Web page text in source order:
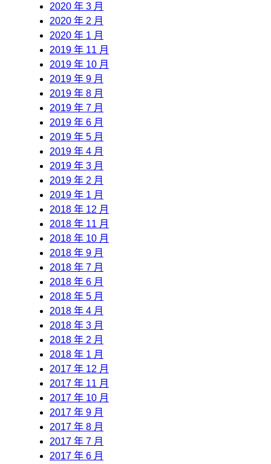
2020 年 3 月
2020 年 2 月
2020 年 1 月
2019 年 11 月
2019 年 10 月
2019 年 9 月
2019 年 8 月
2019 年 7 月
2019 年 6 月
2019 年 5 月
2019 年 4 月
2019 年 3 月
2019 年 2 月
2019 年 1 月
2018 年 12 月
2018 年 11 月
2018 年 10 月
2018 年 9 月
2018 年 7 月
2018 年 6 月
2018 年 5 月
2018 年 4 月
2018 年 3 月
2018 年 2 月
2018 年 1 月
2017 年 12 月
2017 年 11 月
2017 年 10 月
2017 年 9 月
2017 年 8 月
2017 年 7 月
2017 年 6 月